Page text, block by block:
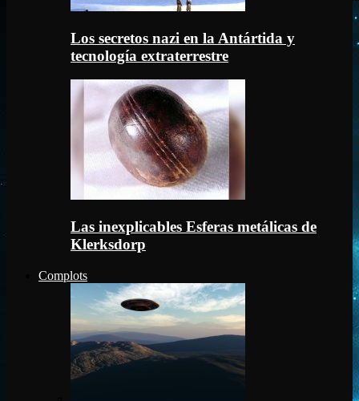
Los secretos nazi en la Antártida y
tecnología extraterrestre
Las inexplicables Esferas metálicas de
Klerksdorp
Complots